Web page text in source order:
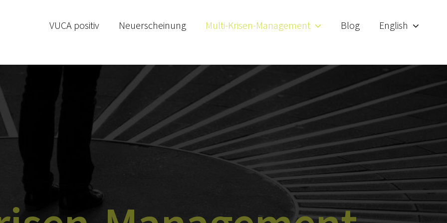
VUCA positiv Neuerscheinung Multi-Krisen-Management Blog English